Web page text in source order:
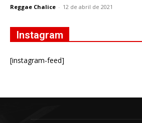
Reggae Chalice - 12 de abril de 2021
Instagram
[instagram-feed]